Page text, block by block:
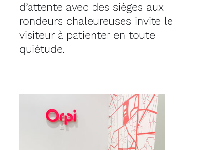
d’attente avec des sièges aux
rondeurs chaleureuses invite le
visiteur à patienter en toute
quiétude.